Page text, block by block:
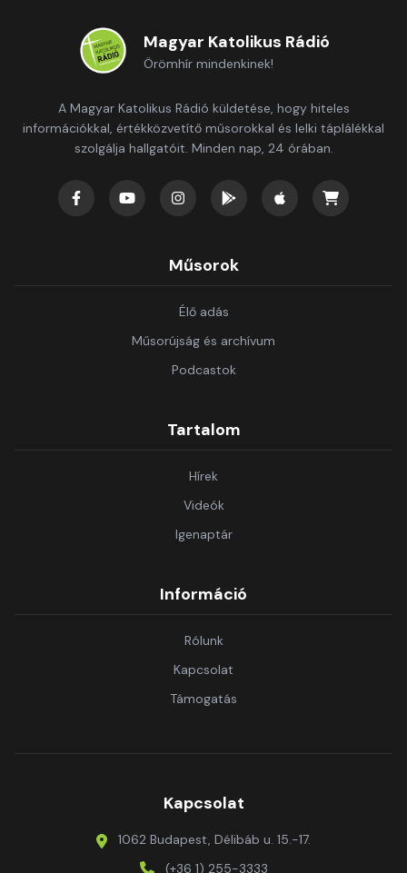
Magyar Katolikus Rádió
Örömhír mindenkinek!
A Magyar Katolikus Rádió küldetése, hogy hiteles
információkkal, értékközvetítő műsorokkal és lelki táplálékkal
szolgálja hallgatóit. Minden nap, 24 órában.
Műsorok
Élő adás
Műsorújság és archívum
Podcastok
Tartalom
Hírek
Videók
Igenaptár
Információ
Rólunk
Kapcsolat
Támogatás
Kapcsolat
1062 Budapest, Délibáb u. 15.-17.
(+36 1) 255-3333